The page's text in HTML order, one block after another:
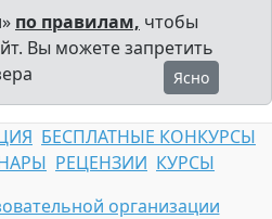
по правилам, чтобы
Вы можете запретить
Ясно
БЕСПЛАТНЫЕ КОНКУРСЫ
РЕЦЕНЗИИ КУРСЫ
организации